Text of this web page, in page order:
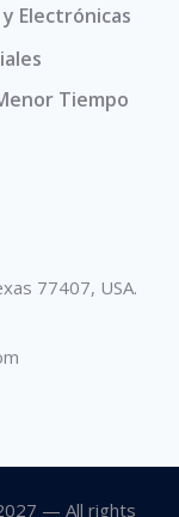
Electrónicas
Tiempo
77407, USA.
— All rights